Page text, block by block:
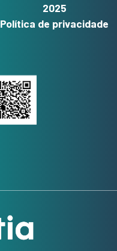
2025
Política de privacidade